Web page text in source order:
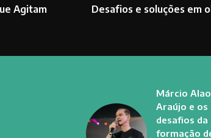
Agitam
Desafios e soluções em
Márcio
Araújo e os
desafios da
formação